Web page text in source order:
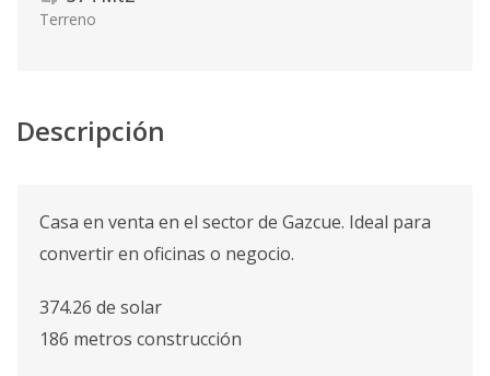
Terreno
Descripción
Casa en venta en el sector de Gazcue. Ideal para
convertir en oficinas o negocio.
374.26 de solar
186 metros construcción